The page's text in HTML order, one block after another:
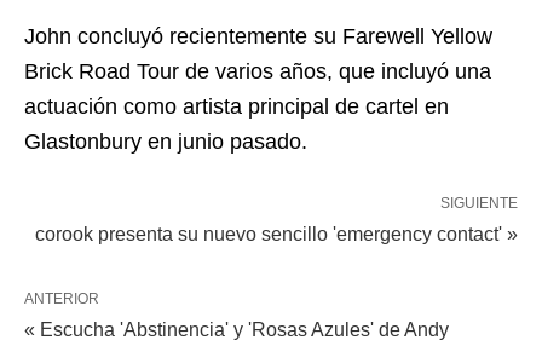
John concluyó recientemente su Farewell Yellow
Brick Road Tour de varios años, que incluyó una
actuación como artista principal de cartel en
Glastonbury en junio pasado.
SIGUIENTE
corook presenta su nuevo sencillo 'emergency contact' »
ANTERIOR
« Escucha 'Abstinencia' y 'Rosas Azules' de Andy